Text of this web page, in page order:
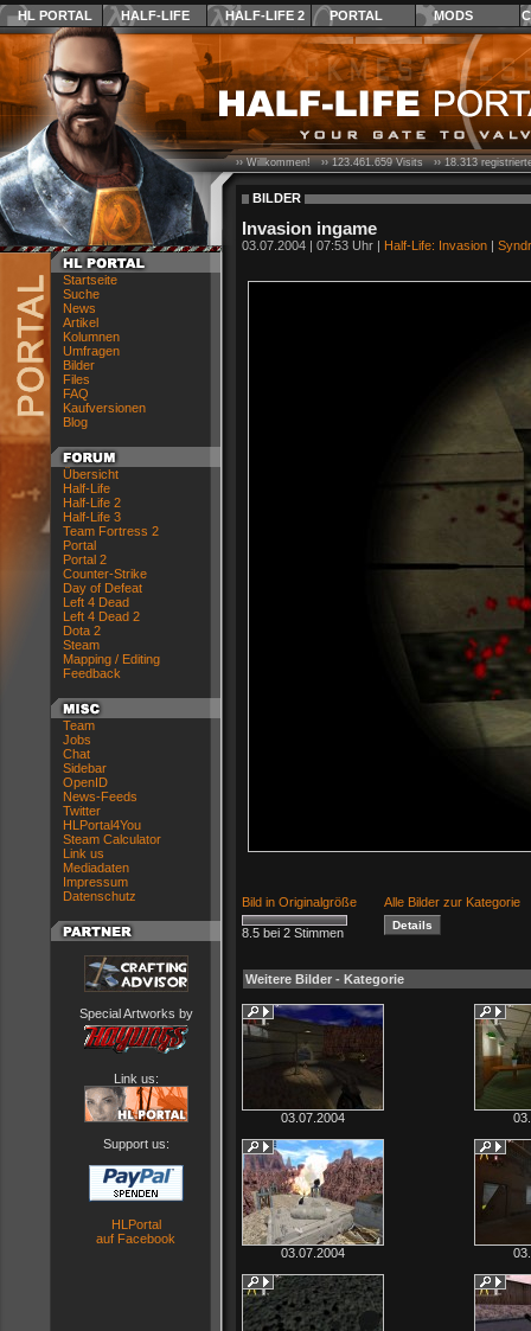
HL PORTAL HALF-LIFE HALF-LIFE 2 PORTAL MODS
Startseite
Suche
News
Artikel
Kolumnen
Umfragen
Bilder
Files
FAQ
Kaufversionen
Blog
Übersicht
Half-Life
Half-Life 2
Half-Life 3
Team Fortress 2
Portal
Portal 2
Counter-Strike
Day of Defeat
Left 4 Dead
Left 4 Dead 2
Dota 2
Steam
Mapping / Editing
Feedback
Team
Jobs
Chat
Sidebar
OpenID
News-Feeds
Twitter
HLPortal4You
Steam Calculator
Link us
Mediadaten
Impressum
Datenschutz
Special Artworks by
Link us:
Support us:
HLPortal
auf Facebook
›› Willkommen! ››123.461.659Visits ››18.313
BILDER
Invasion ingame
03.07.2004 | 07:53 Uhr | Half-Life: Invasion |
Bild in Originalgröße Alle Bilder zur Kategorie
8.5 bei 2 Stimmen
Weitere Bilder - Kategorie
03.07.2004
03.07.2004